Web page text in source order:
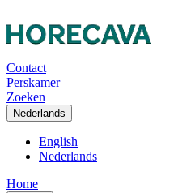
Contact
Perskamer
Zoeken
Nederlands
English
Nederlands
Home